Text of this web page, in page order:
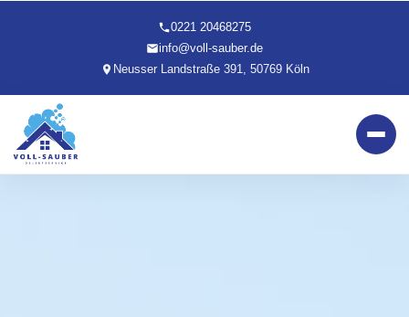
0221 20468275
info@voll-sauber.de
Neusser Landstraße 391, 50769 Köln